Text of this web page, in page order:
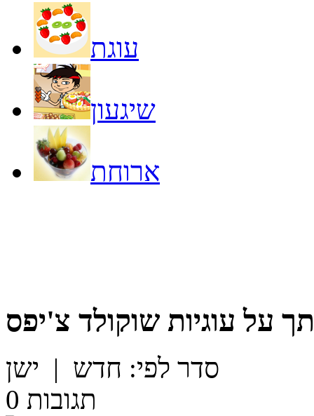
עוגת
שיגעון
ארוחת
על עוגיות שוקולד צ'יפס
סדר לפי: חדש | ישן
0 תגובות